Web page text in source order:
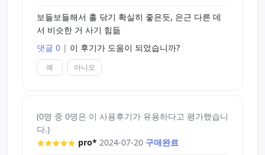
보들보들해서 홀 닦기 확실히 좋은듯, 은근 다른 데
서 비슷한 거 사기 힘듦
댓글 0 | 이 후기가 도움이 되었습니까?
예 아니오
(0명 중 0명은 이 사용후기가 유용하다고 평가했습니
다.)
pro* 2024-07-20 구매완료